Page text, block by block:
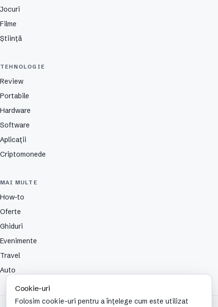
Jocuri
Filme
Știință
TEHNOLOGIE
Review
Portabile
Hardware
Software
Aplicații
Criptomonede
MAI MULTE
How-to
Oferte
Ghiduri
Evenimente
Travel
Auto
Cookie-uri
Folosim cookie-uri pentru a înțelege cum este utilizat